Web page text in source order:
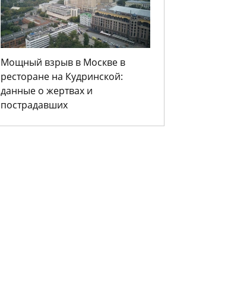
Мощный взрыв в Москве в
ресторане на Кудринской:
данные о жертвах и
пострадавших